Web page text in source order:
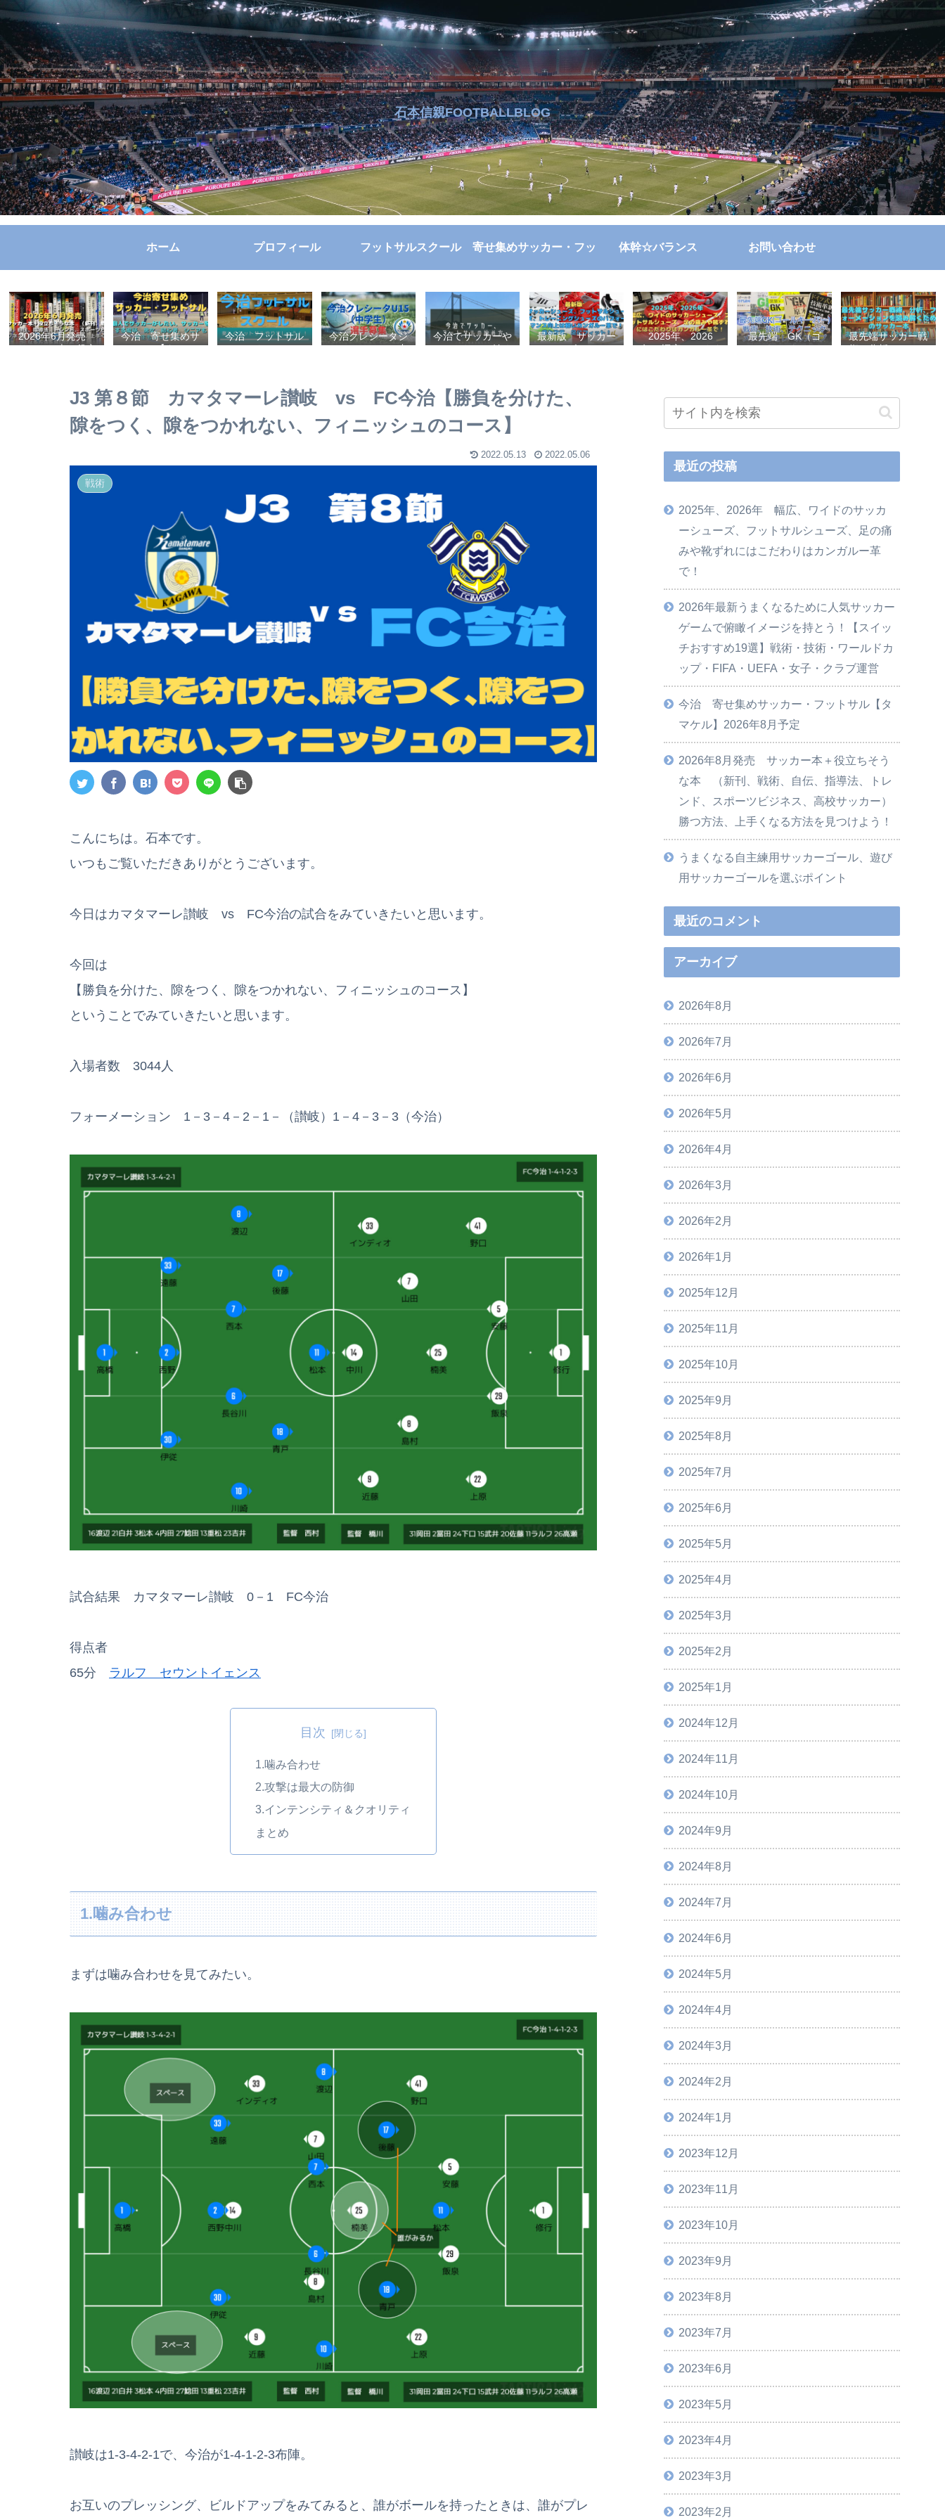
石本信親FOOTBALLBLOG
ホーム プロフィール フットサルスクール 寄せ集めサッカー・フッ
トサル
体幹☆バランス お問い合わせ
2026年6月発売
サッカー本＋役立
ド、スポーツビジ
ー）勝つ方法、上
手くなる方法を見
今治 寄せ集めサ
ッカー【タマケ
ッカーをする場
所、男女、初心
もいっしょに！
【タマケル】
今治 フットサル
スクール
今治クレシータジ
ュニアユース（中
今治でサッカーや
フットサルの始め
かスクールを選ぶ
基準】小学生、幼
中）、サッカー
最新版 サッカー
シューズ、フット
ズのパフォーマン
ス向上は軽いカン
2025年、2026
年 幅広、ワイド
や靴ずれにはこだ
わりはカンガルー
革で！
最先端 GK（ゴ
ールキーパー）
世界基準へ 練習
メニューなど選
最先端サッカー戦
術、分析、フォー
【2023年版】
J3 第８節 カマタマーレ讃岐 vs FC今治【勝負を分けた、
隙をつく、隙をつかれない、フィニッシュのコース】
2022.05.13 2022.05.06
戦術
こんにちは。石本です。
いつもご覧いただきありがとうございます。
今日はカマタマーレ讃岐 vs FC今治の試合をみていきたいと思います。
今回は
【勝負を分けた、隙をつく、隙をつかれない、フィニッシュのコース】
ということでみていきたいと思います。
入場者数 3044人
フォーメーション 1－3－4－2－1－（讃岐）1－4－3－3（今治）
試合結果 カマタマーレ讃岐 0－1 FC今治
得点者
65分 ラルフ セウントイェンス
目次
1.噛み合わせ
2.攻撃は最大の防御
3.インテンシティ＆クオリティ
まとめ
1.噛み合わせ
まずは噛み合わせを見てみたい。
讃岐は1-3-4-2-1で、今治が1-4-1-2-3布陣。
お互いのプレッシング、ビルドアップをみてみると、誰がボールを持ったときは、誰がプレ
最近の投稿
2025年、2026年 幅広、ワイドのサッカ
ーシューズ、フットサルシューズ、足の痛
みや靴ずれにはこだわりはカンガルー革
で！
2026年最新うまくなるために人気サッカー
ゲームで俯瞰イメージを持とう！【スイッ
チおすすめ19選】戦術・技術・ワールドカ
ップ・FIFA・UEFA・女子・クラブ運営
今治 寄せ集めサッカー・フットサル【タ
マケル】2026年8月予定
2026年8月発売 サッカー本＋役立ちそう
な本 （新刊、戦術、自伝、指導法、トレ
ンド、スポーツビジネス、高校サッカー）
勝つ方法、上手くなる方法を見つけよう！
うまくなる自主練用サッカーゴール、遊び
用サッカーゴールを選ぶポイント
最近のコメント
アーカイブ
2026年8月
2026年7月
2026年6月
2026年5月
2026年4月
2026年3月
2026年2月
2026年1月
2025年12月
2025年11月
2025年10月
2025年9月
2025年8月
2025年7月
2025年6月
2025年5月
2025年4月
2025年3月
2025年2月
2025年1月
2024年12月
2024年11月
2024年10月
2024年9月
2024年8月
2024年7月
2024年6月
2024年5月
2024年4月
2024年3月
2024年2月
2024年1月
2023年12月
2023年11月
2023年10月
2023年9月
2023年8月
2023年7月
2023年6月
2023年5月
2023年4月
2023年3月
2023年2月